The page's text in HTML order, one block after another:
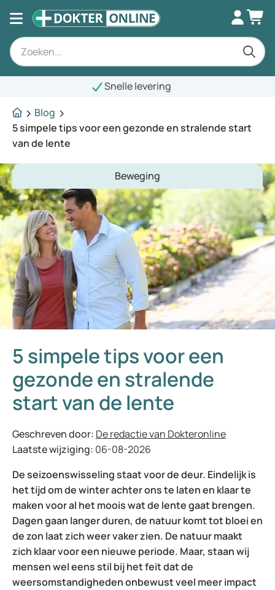
Blog
5 simpele tips voor een gezonde en stralende start
van de lente
Beweging
5 simpele tips voor een
gezonde en stralende
start van de lente
Geschreven door: De redactie van Dokteronline
Laatste wijziging: 06-08-2026
De seizoenswisseling staat voor de deur. Eindelijk is
het tijd om de winter achter ons te laten en klaar te
maken voor al het moois wat de lente gaat brengen.
Dagen gaan langer duren, de natuur komt tot bloei en
de zon laat zich weer vaker zien. De natuur maakt
zich klaar voor een nieuwe periode. Maar, staan wij
mensen wel eens stil bij het feit dat de
weersomstandigheden onbewust veel meer impact